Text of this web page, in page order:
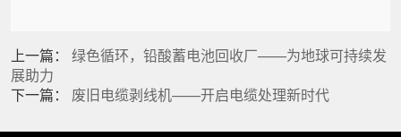
上一篇： 绿色循环，铅酸蓄电池回收厂——为地球可持续发
展助力
下一篇： 废旧电缆剥线机——开启电缆处理新时代